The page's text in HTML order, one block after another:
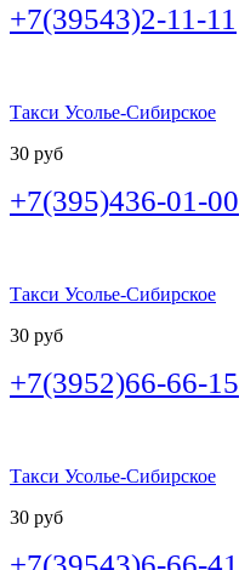
+7(39543)2-11-11
Такси Усолье-Сибирское
30 руб
+7(395)436-01-00
Такси Усолье-Сибирское
30 руб
+7(3952)66-66-15
Такси Усолье-Сибирское
30 руб